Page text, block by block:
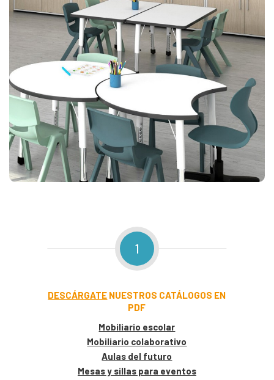
1
DESCÁRGATE NUESTROS CATÁLOGOS EN
PDF
Mobiliario escolar
Mobiliario colaborativo
Aulas del futuro
Mesas y sillas para eventos